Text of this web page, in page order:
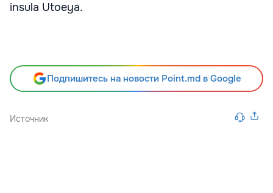
insula Utoeya.
Подпишитесь на новости Point.md в Google
Источник